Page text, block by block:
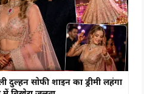
दुल्हन सोफी शाइन का ड्रीमी लहंगा